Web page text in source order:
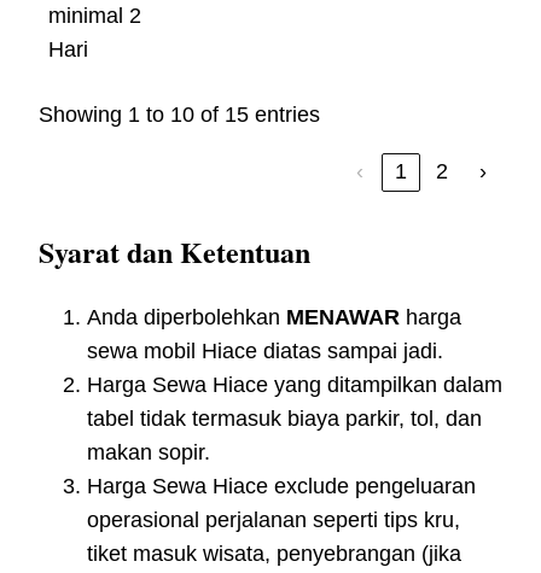
minimal 2
Hari
Showing 1 to 10 of 15 entries
‹ 1 2 ›
Syarat dan Ketentuan
Anda diperbolehkan MENAWAR harga
sewa mobil Hiace diatas sampai jadi.
Harga Sewa Hiace yang ditampilkan dalam
tabel tidak termasuk biaya parkir, tol, dan
makan sopir.
Harga Sewa Hiace exclude pengeluaran
operasional perjalanan seperti tips kru,
tiket masuk wisata, penyebrangan (jika